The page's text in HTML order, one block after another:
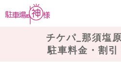
チケパ_那須塩
駐車料金・割引